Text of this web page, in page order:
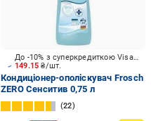
149.15₴/шт.
До -10% з суперкредиткою Visa Вигода
Кондиціонер-ополіскувач Frosch
ZERO Сенситив 0,75 л
22